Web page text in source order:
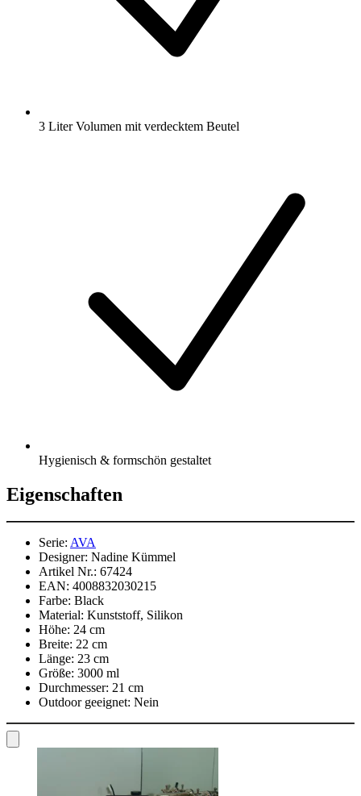
3 Liter Volumen mit verdecktem Beutel
Hygienisch & formschön gestaltet
Eigenschaften
Serie: AVA
Designer: Nadine Kümmel
Artikel Nr.: 67424
EAN: 4008832030215
Farbe: Black
Material: Kunststoff, Silikon
Höhe: 24 cm
Breite: 22 cm
Länge: 23 cm
Größe: 3000 ml
Durchmesser: 21 cm
Outdoor geeignet: Nein